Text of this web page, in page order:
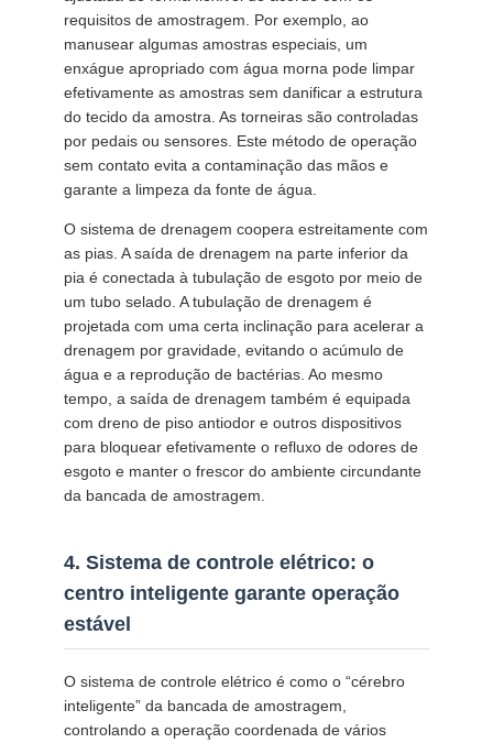
requisitos de amostragem. Por exemplo, ao
manusear algumas amostras especiais, um
enxágue apropriado com água morna pode limpar
efetivamente as amostras sem danificar a estrutura
do tecido da amostra. As torneiras são controladas
por pedais ou sensores. Este método de operação
sem contato evita a contaminação das mãos e
garante a limpeza da fonte de água.
O sistema de drenagem coopera estreitamente com
as pias. A saída de drenagem na parte inferior da
pia é conectada à tubulação de esgoto por meio de
um tubo selado. A tubulação de drenagem é
projetada com uma certa inclinação para acelerar a
drenagem por gravidade, evitando o acúmulo de
água e a reprodução de bactérias. Ao mesmo
tempo, a saída de drenagem também é equipada
com dreno de piso antiodor e outros dispositivos
para bloquear efetivamente o refluxo de odores de
esgoto e manter o frescor do ambiente circundante
da bancada de amostragem.
4. Sistema de controle elétrico: o
centro inteligente garante operação
estável
O sistema de controle elétrico é como o “cérebro
inteligente” da bancada de amostragem,
controlando a operação coordenada de vários